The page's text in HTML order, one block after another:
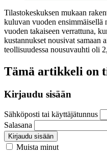
Tilastokeskuksen mukaan
kuluvan vuoden ensimmäisellä
vuoden takaiseen verrattuna,
kustannukset nousivat samaan
teollisuudessa nousuvauhti oli
Tämä artikkeli on
Kirjaudu sisään
Sähköposti tai käyttäjätunnus
Salasana
Kirjaudu sisään
Muista minut